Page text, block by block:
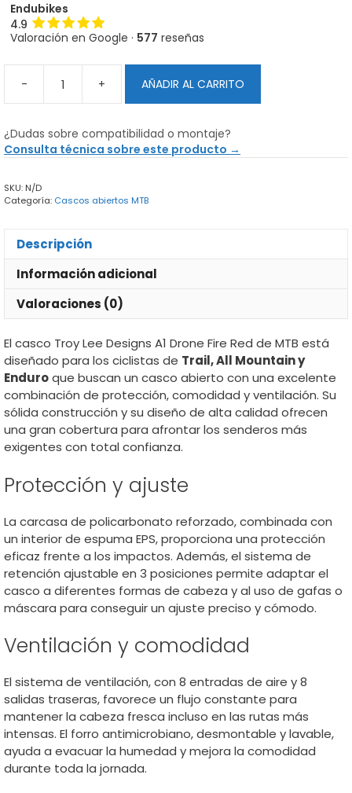
Endubikes
4.9
Valoración en Google · 577 reseñas
-
Casco
Troy
Designs
A1
Red
+ AÑADIR AL CARRITO
¿Dudas sobre compatibilidad o montaje?
Consulta técnica sobre este producto →
SKU: N/D
Categoría: Cascos abiertos MTB
Descripción
Información adicional
Valoraciones (0)
El casco Troy Lee Designs A1 Drone Fire Red de MTB está
diseñado para los ciclistas de Trail, All Mountain y
Enduroque buscan un casco abierto con una excelente
combinación de protección, comodidad y ventilación. Su
sólida construcción y su diseño de alta calidad ofrecen
una gran cobertura para afrontar los senderos más
exigentes con total confianza.
Protección y ajuste
La carcasa de policarbonato reforzado, combinada con
un interior de espuma EPS, proporciona una protección
eficaz frente a los impactos. Además, el sistema de
retención ajustable en 3 posiciones permite adaptar el
casco a diferentes formas de cabeza y al uso de gafas o
máscara para conseguir un ajuste preciso y cómodo.
Ventilación y comodidad
El sistema de ventilación, con 8 entradas de aire y 8
salidas traseras, favorece un flujo constante para
mantener la cabeza fresca incluso en las rutas más
intensas. El forro antimicrobiano, desmontable y lavable,
ayuda a evacuar la humedad y mejora la comodidad
durante toda la jornada.